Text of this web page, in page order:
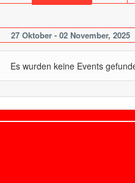
27 Oktober - 02 November, 2025
Es wurden keine Events